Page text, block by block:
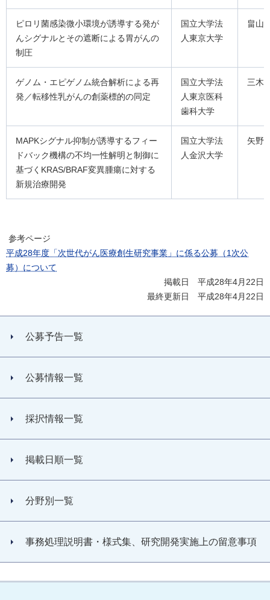
ピロリ菌感染微小環境が誘導する発が
んシグナルとその遮断による胃がんの
制圧
国立大学法
人東京大学
畠山
ゲノム・エピゲノム統合解析による再
発／転移性乳がんの創薬標的の同定
国立大学法
人東京医科
歯科大学
三木
MAPKシグナル抑制が誘導するフィー
ドバック機構の不均一性解明と制御に
基づくKRAS/BRAF変異腫瘍に対する
新規治療開発
国立大学法
人金沢大学
矢野
参考ページ
平成28年度「次世代がん医療創生研究事業」に係る公募（1次公
募）について
掲載日 平成28年4月22日
最終更新日 平成28年4月22日
公募予告一覧
公募情報一覧
採択情報一覧
掲載日順一覧
分野別一覧
事務処理説明書・様式集、研究開発実施上の留意事項